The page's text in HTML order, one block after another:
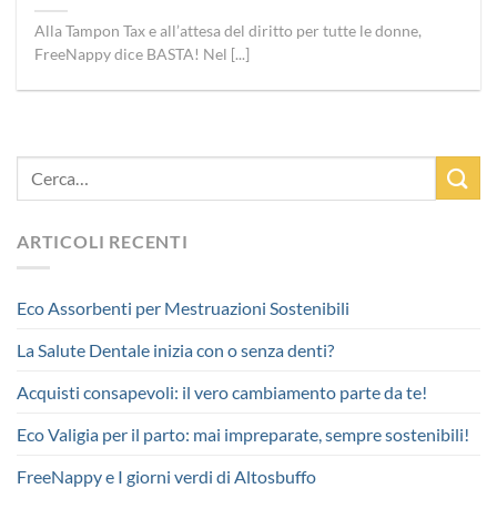
ARTICOLI RECENTI
Eco Assorbenti per Mestruazioni Sostenibili
La Salute Dentale inizia con o senza denti?
Acquisti consapevoli: il vero cambiamento parte da te!
Eco Valigia per il parto: mai impreparate, sempre sostenibili!
FreeNappy e I giorni verdi di Altosbuffo
Alla Tampon Tax e all’attesa del diritto per tutte le donne,
FreeNappy dice BASTA! Nel [...]